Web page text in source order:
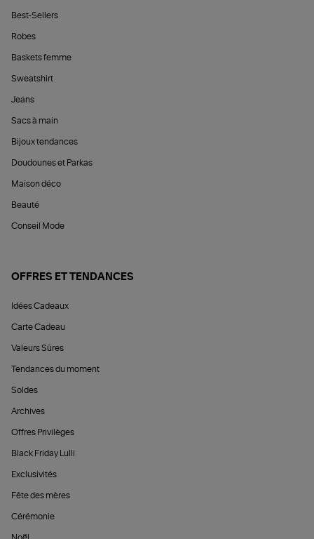
Best-Sellers
Robes
Baskets femme
Sweatshirt
Jeans
Sacs à main
Bijoux tendances
Doudounes et Parkas
Maison déco
Beauté
Conseil Mode
OFFRES ET TENDANCES
Idées Cadeaux
Carte Cadeau
Valeurs Sûres
Tendances du moment
Soldes
Archives
Offres Privilèges
Black Friday Lulli
Exclusivités
Fête des mères
Cérémonie